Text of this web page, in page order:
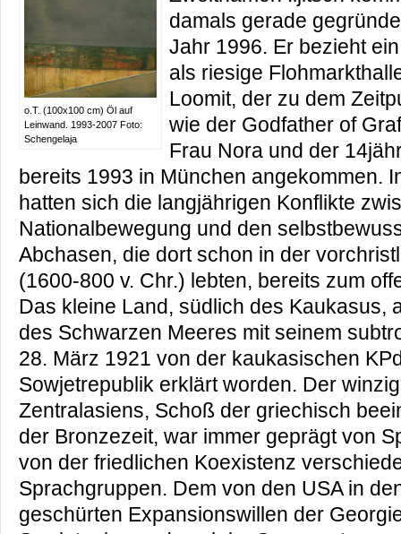
o.T. (100x100 cm) Öl auf
Leinwand. 1993-2007 Foto:
Schengelaja
damals gerade
Jahr 1996. Er bezieht
als riesige
Loomit, der zu dem
wie der Godfather of
Frau Nora und der
bereits 1993 in München angekommen.
hatten sich die langjährigen Konflikte
Nationalbewegung und den
Abchasen, die dort schon in der
(1600-800 v. Chr.) lebten, bereits zum
Das kleine Land, südlich des Kaukasus,
des Schwarzen Meeres mit seinem
28. März 1921 von der kaukasischen
Sowjetrepublik erklärt worden. Der
Zentralasiens, Schoß der griechisch
der Bronzezeit, war immer geprägt von
von der friedlichen Koexistenz
Sprachgruppen. Dem von den USA in
geschürten Expansionswillen der